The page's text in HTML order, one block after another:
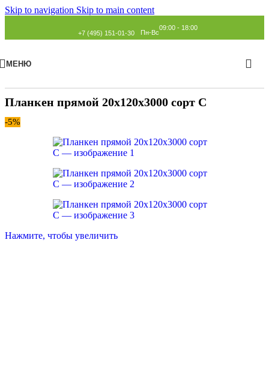
Skip to navigation Skip to main content
+7 (495) 151-01-30 Пн-Вс
09:00 - 18:00
МЕНЮ
Планкен прямой 20х120х3000 сорт С
-5%
Нажмите, чтобы увеличить